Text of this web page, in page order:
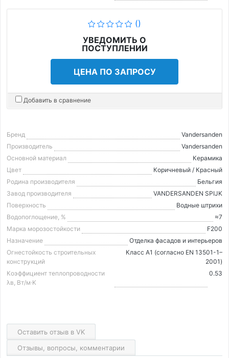
()
УВЕДОМИТЬ О
ПОСТУПЛЕНИИ
ЦЕНА ПО ЗАПРОСУ
Добавить в сравнение
Бренд
Vandersanden
Производитель
Vandersanden
Основной материал
Керамика
Цвет
Коричневый / Красный
Родина производителя
Бельгия
Завод производителя
VANDERSANDEN SPIJK
Поверхность
Водные штрихи
Водопоглощение, %
≈7
Марка морозостойкости
F200
Назначение
Отделка фасадов и интерьеров
Огнестойкость строительных
конструкций
Класс А1 (согласно EN 13501-1–
2001)
Коэффициент теплопроводности
λв, Вт/м·K
0.53
Оставить отзыв в VK
Отзывы, вопросы, комментарии